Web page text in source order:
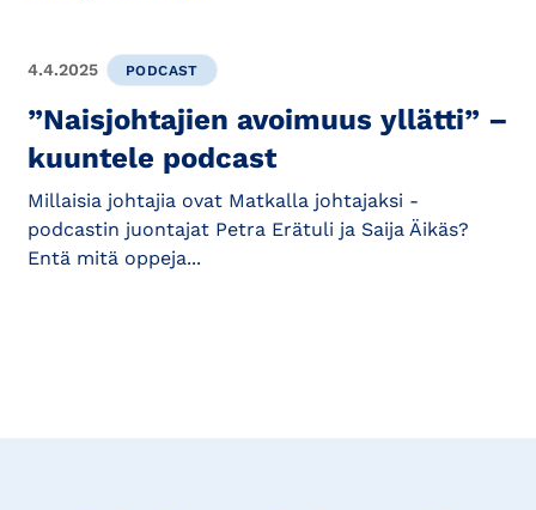
4.4.2025 PODCAST
”Naisjohtajien avoimuus yllätti” –
kuuntele podcast
Millaisia johtajia ovat Matkalla johtajaksi -
podcastin juontajat Petra Erätuli ja Saija Äikäs?
Entä mitä oppeja...